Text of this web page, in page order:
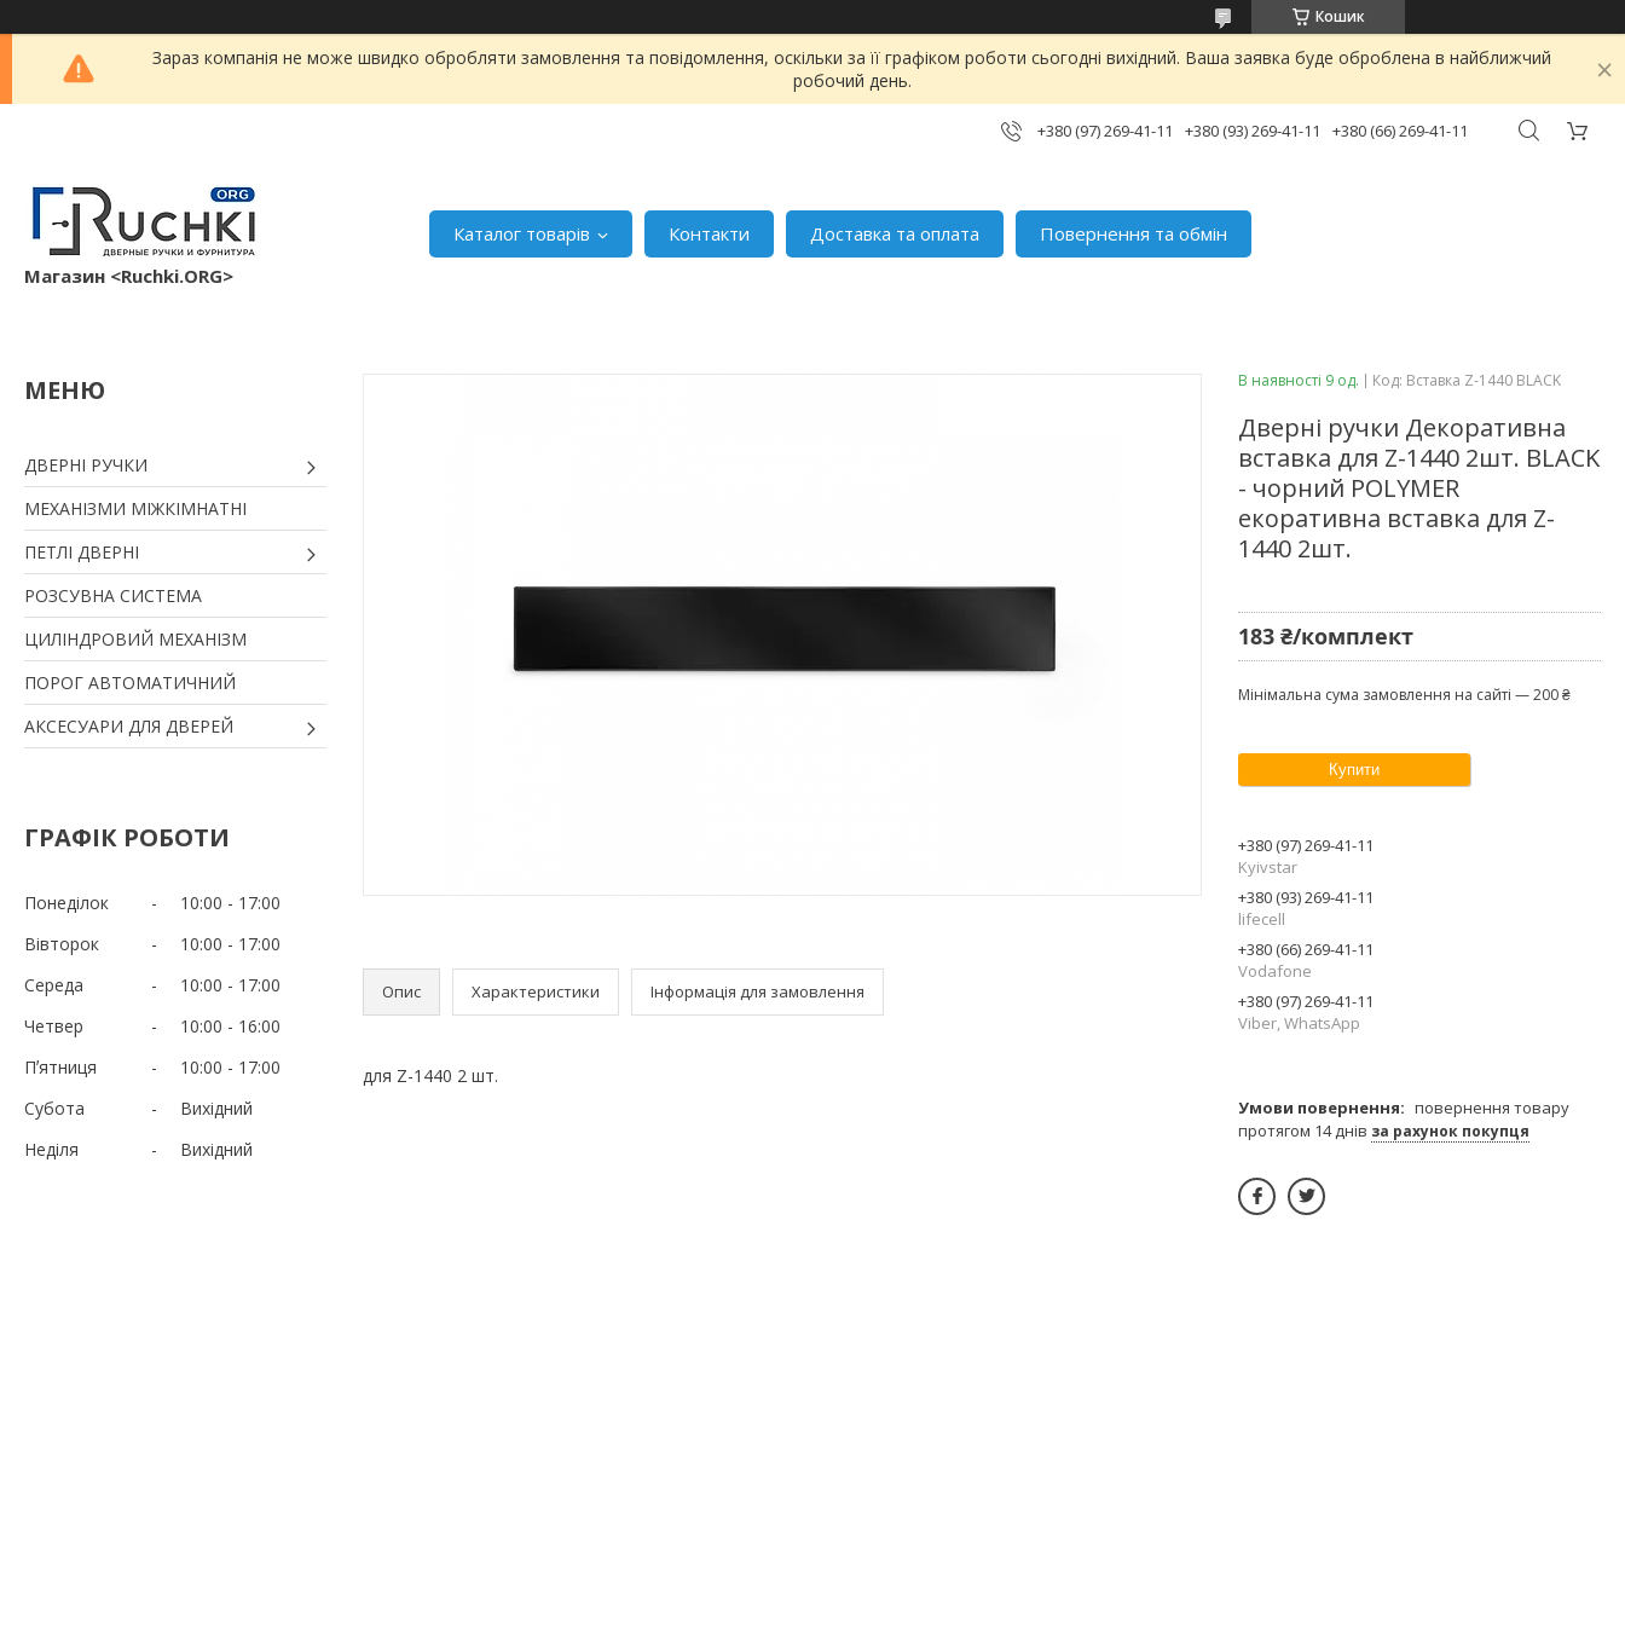
Кошик
Зараз компанія не може швидко обробляти замовлення та повідомлення, оскільки за її графіком роботи сьогодні вихідний. Ваша заявка буде оброблена в найближчий
робочий день.
+380 (97) 269-41-11 +380 (93) 269-41-11 +380 (66) 269-41-11
Магазин <Ruchki.ORG>
Каталог товарів Контакти Доставка та оплата Повернення та обмін
ДВЕРНІ РУЧКИ
МЕХАНІЗМИ МІЖКІМНАТНІ
ПЕТЛІ ДВЕРНІ
РОЗСУВНА СИСТЕМА
ЦИЛІНДРОВИЙ МЕХАНІЗМ
ПОРОГ АВТОМАТИЧНИЙ
АКСЕСУАРИ ДЛЯ ДВЕРЕЙ
ГРАФІК РОБОТИ
Понеділок 10:00
17:00
Вівторок
10:00
17:00
Середа
10:00
17:00
Четвер
10:00
16:00
Пʼятниця
10:00
17:00
Субота
Вихідний
Неділя
Вихідний
Опис Характеристики Інформація для замовлення
для Z-1440 2 шт.
В наявності 9 од. Код: Вставка Z-1440 BLACK
Дверні ручки Декоративна
вставка для Z-1440 2шт. BLACK
- чорний POLYMER
екоративна вставка для Z-
1440 2шт.
183 ₴/комплект
Мінімальна сума замовлення на сайті — 200 ₴
Купити
+380 (97) 269-41-11
Kyivstar
+380 (93) 269-41-11
lifecell
+380 (66) 269-41-11
Vodafone
+380 (97) 269-41-11
Viber, WhatsApp
повернення товару
протягом 14 днів за рахунок покупця